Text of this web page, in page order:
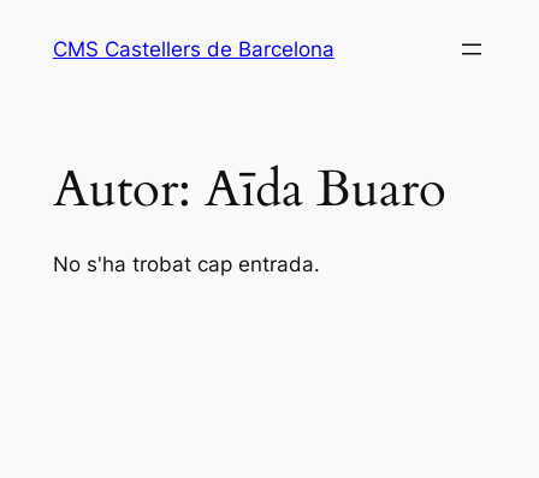
CMS Castellers de Barcelona
Autor: Aīda Buaro
No s'ha trobat cap entrada.